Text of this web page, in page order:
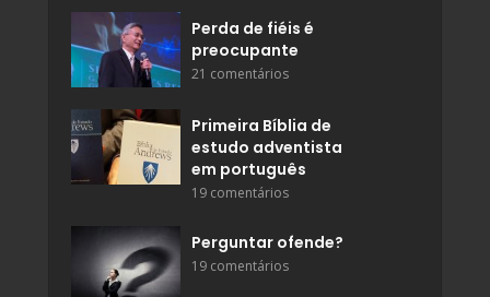
Perda de fiéis é
preocupante
21 comentários
Primeira Bíblia de
estudo adventista
em português
19 comentários
Perguntar ofende?
19 comentários